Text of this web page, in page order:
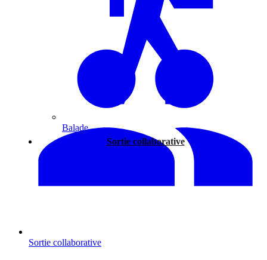
Balade
Sortie collaborative
Sortie collaborative